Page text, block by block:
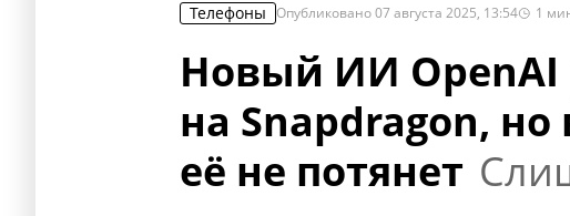
Телефоны Опубликовано07 августа 2025, 13:54 1
Новый ИИ OpenAI
на Snapdragon,
её не потянет